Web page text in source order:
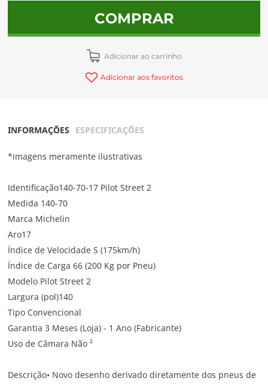
COMPRAR
Adicionar ao carrinho
Adicionar aos favoritos
INFORMAÇÕES ESPECIFICAÇÕES
*imagens meramente ilustrativas
Identificação140-70-17 Pilot Street 2
Medida 140-70
Marca Michelin
Aro17
Índice de Velocidade S (175km/h)
Índice de Carga 66 (200 Kg por Pneu)
Modelo Pilot Street 2
Largura (pol)140
Tipo Convencional
Garantia 3 Meses (Loja) - 1 Ano (Fabricante)
Uso de Câmara Não ²
Descrição• Novo desenho derivado diretamente dos pneus de